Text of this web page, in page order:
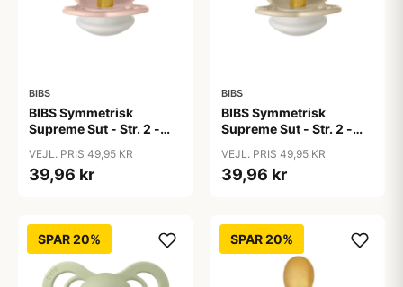
BIBS
BIBS Symmetrisk
Supreme Sut - Str. 2 -
Blush
VEJL. PRIS 49,95 KR
39,96 kr
BIBS
BIBS Symmetrisk
Supreme Sut - Str. 2 -
Vanilla
VEJL. PRIS 49,95 KR
39,96 kr
SPAR 20% SPAR 20%